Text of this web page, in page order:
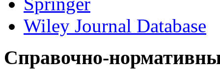
Wiley Journal Database
Справочно-